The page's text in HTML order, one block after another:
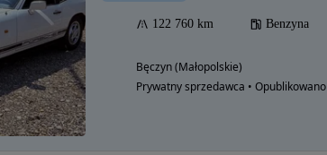
122 760 km Benzyna
Bęczyn (Małopolskie)
Prywatny sprzedawca • Opublikowano